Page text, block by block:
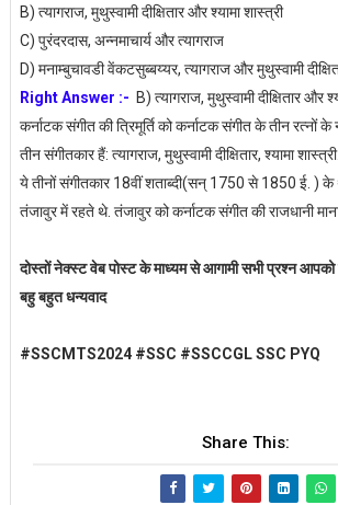
B) त्यागराज, मुथुस्वामी दीक्षितार और श्यामा शास्त्री
C) पुरंदरदास, अन्नमाचार्य और त्यागराज
D) मनाम्बुचावडी वेंकटसुब्बय्यर, त्यागराज और मुथुस्वामी
Right Answer :- B) त्यागराज, मुथुस्वामी दीक्षितार और
कर्नाटक संगीत की त्रिमूर्ति को कर्नाटक संगीत के तीन रत्नों के
तीन संगीतकार हैं: त्यागराज, मुथुस्वामी दीक्षितार, श्यामा शास्त्री.
ये तीनों संगीतकार 18वीं शताब्दी(सन् 1750 से 1850 ई. )
तंजावुर में रहते थे. तंजावुर को कर्नाटक संगीत की राजधानी
दोस्तों नेक्स्ट वेब पोस्ट के माध्यम से आगामी सभी प्रश्न
बहु बहुत धन्यवाद
#SSCMTS2024 #SSC #SSCCGL SSC PYQ
Share This: